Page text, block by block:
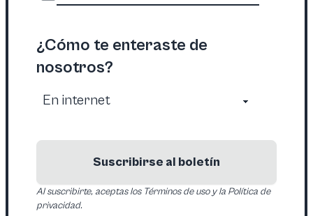
¿Cómo te enteraste de
nosotros?
Suscribirse al boletín
Al suscribirte, aceptas los Términos de uso y la Política de
privacidad.